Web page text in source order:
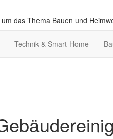
das Thema Bauen und
Technik & Smart-Home